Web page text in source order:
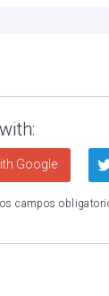
Google
campos